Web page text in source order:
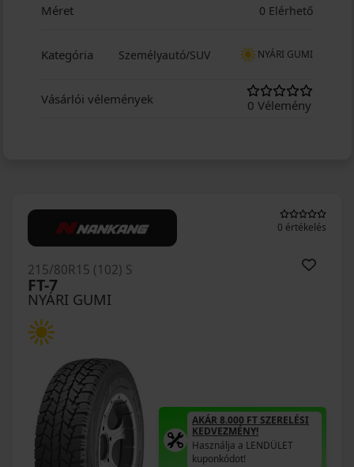
Méret 0 Elérhető
Kategória Személyautó/SUV NYÁRI GUMI
Vásárlói vélemények 0 Vélemény
0 értékelés
NYÁRI GUMI
FT-7
215/80R15 (102) S
AKÁR 8.000 FT SZERELÉSI
KEDVEZMÉNY!
Használja a LENDÜLET
kuponkódot!